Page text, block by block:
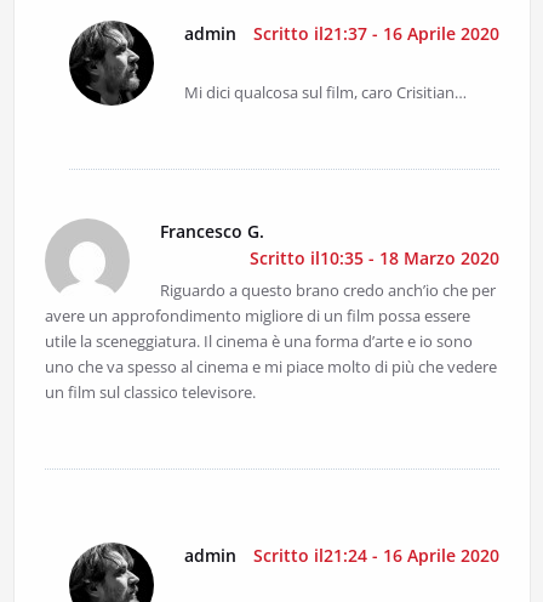
admin Scritto il21:37 - 16 Aprile 2020
Mi dici qualcosa sul film, caro Crisitian…
Francesco G.
Scritto il10:35 - 18 Marzo 2020
Riguardo a questo brano credo anch’io che per
avere un approfondimento migliore di un film possa essere
utile la sceneggiatura. Il cinema è una forma d’arte e io sono
uno che va spesso al cinema e mi piace molto di più che vedere
un film sul classico televisore.
admin Scritto il21:24 - 16 Aprile 2020